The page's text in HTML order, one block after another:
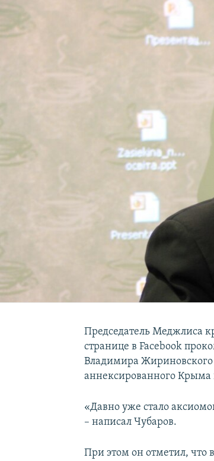
Председатель Меджлиса
странице в Facebook
Владимира
аннексированного Крыма
«Давно уже стало
– написал Чубаров.
При этом он отметил, что